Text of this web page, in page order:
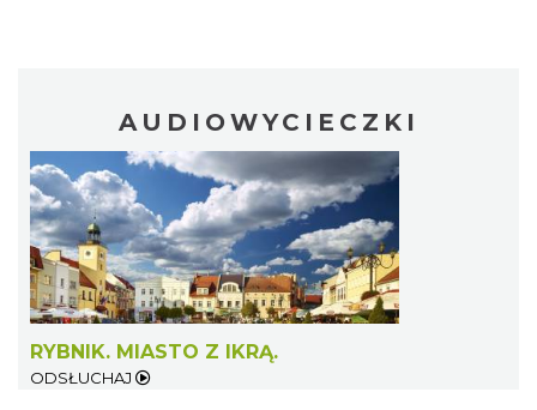
AUDIOWYCIECZKI
RYBNIK. MIASTO Z IKRĄ.
ODSŁUCHAJ